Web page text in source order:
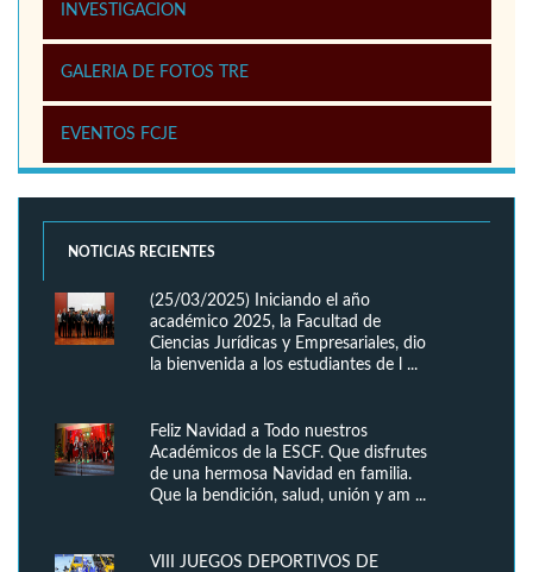
INVESTIGACION
GALERIA DE FOTOS TRE
EVENTOS FCJE
NOTICIAS RECIENTES
(25/03/2025) Iniciando el año
académico 2025, la Facultad de
Ciencias Jurídicas y Empresariales, dio
la bienvenida a los estudiantes de l ...
Feliz Navidad a Todo nuestros
Académicos de la ESCF. Que disfrutes
de una hermosa Navidad en familia.
Que la bendición, salud, unión y am ...
VIII JUEGOS DEPORTIVOS DE